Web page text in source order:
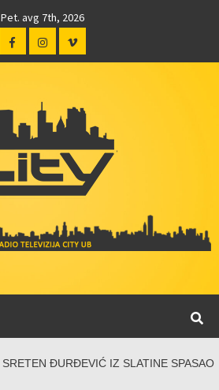
Pet. avg 7th, 2026
SRETEN ĐURĐEVIĆ IZ SLATINE SPASAO